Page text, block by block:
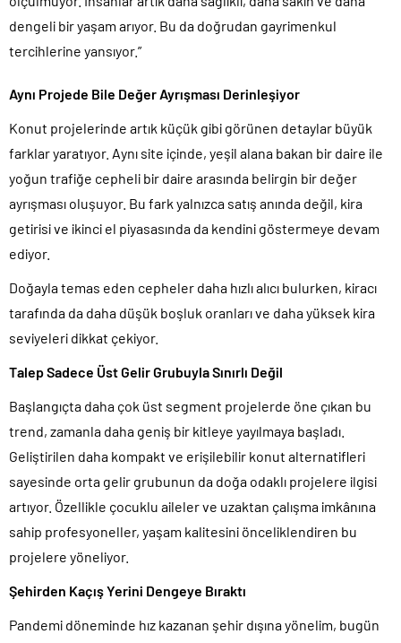
dengeli bir yaşam arıyor. Bu da doğrudan gayrimenkul
tercihlerine yansıyor.”
Aynı Projede Bile Değer Ayrışması Derinleşiyor
Konut projelerinde artık küçük gibi görünen detaylar büyük
farklar yaratıyor. Aynı site içinde, yeşil alana bakan bir daire ile
yoğun trafiğe cepheli bir daire arasında belirgin bir değer
ayrışması oluşuyor. Bu fark yalnızca satış anında değil, kira
getirisi ve ikinci el piyasasında da kendini göstermeye devam
ediyor.
Doğayla temas eden cepheler daha hızlı alıcı bulurken, kiracı
tarafında da daha düşük boşluk oranları ve daha yüksek kira
seviyeleri dikkat çekiyor.
Talep Sadece Üst Gelir Grubuyla Sınırlı Değil
Başlangıçta daha çok üst segment projelerde öne çıkan bu
trend, zamanla daha geniş bir kitleye yayılmaya başladı.
Geliştirilen daha kompakt ve erişilebilir konut alternatifleri
sayesinde orta gelir grubunun da doğa odaklı projelere ilgisi
artıyor. Özellikle çocuklu aileler ve uzaktan çalışma imkânına
sahip profesyoneller, yaşam kalitesini önceliklendiren bu
projelere yöneliyor.
Şehirden Kaçış Yerini Dengeye Bıraktı
Pandemi döneminde hız kazanan şehir dışına yönelim, bugün